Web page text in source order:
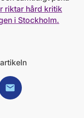
riktar hård kritik
i Stockholm.
Linkedin
via Mail